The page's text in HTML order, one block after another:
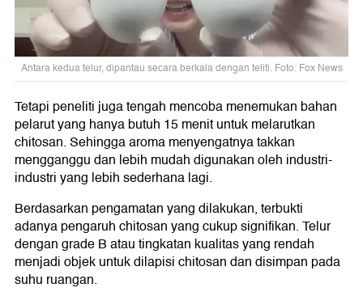
Antara kedua telur, dipantau secara berkala dengan teliti. Foto: Fox News
Tetapi peneliti juga tengah mencoba menemukan bahan
pelarut yang hanya butuh 15 menit untuk melarutkan
chitosan. Sehingga aroma menyengatnya takkan
mengganggu dan lebih mudah digunakan oleh industri-
industri yang lebih sederhana lagi.
Berdasarkan pengamatan yang dilakukan, terbukti
adanya pengaruh chitosan yang cukup signifikan. Telur
dengan grade B atau tingkatan kualitas yang rendah
menjadi objek untuk dilapisi chitosan dan disimpan pada
suhu ruangan.